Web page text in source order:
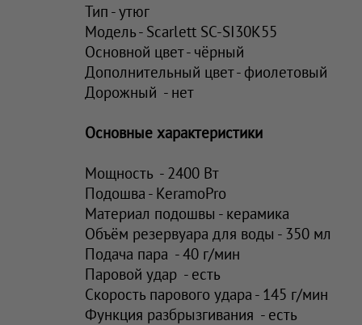
Тип - утюг
Модель - Scarlett SC-SI30K55
Основной цвет - чёрный
Дополнительный цвет - фиолетовый
Дорожный - нет
Основные характеристики
Мощность - 2400 Вт
Подошва - KeramoPro
Материал подошвы - керамика
Объём резервуара для воды - 350 мл
Подача пара - 40 г/мин
Паровой удар - есть
Скорость парового удара - 145 г/мин
Функция разбрызгивания - есть